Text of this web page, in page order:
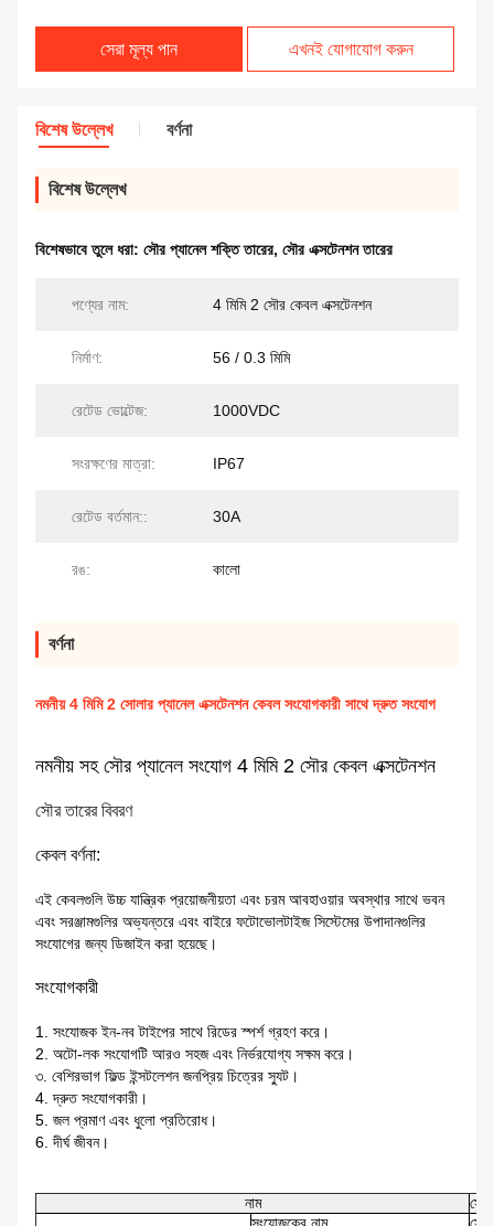
সেরা মূল্য পান এখনই যোগাযোগ করুন
বিশেষ উল্লেখ বর্ণনা
বিশেষ উল্লেখ
বিশেষভাবে তুলে ধরা: সৌর প্যানেল শক্তি তারের, সৌর এক্সটেনশন তারের
পণ্যের নাম: 4 মিমি 2 সৌর কেবল এক্সটেনশন
নির্মাণ: 56 / 0.3 মিমি
রেটেড ভোল্টেজ: 1000VDC
সংরক্ষণের মাত্রা: IP67
রেটেড বর্তমান:: 30A
রঙ: কালো
বর্ণনা
নমনীয় 4 মিমি 2 সোলার প্যানেল এক্সটেনশন কেবল সংযোগকারী সাথে দ্রুত সংযোগ
নমনীয় সহ সৌর প্যানেল সংযোগ 4 মিমি 2 সৌর কেবল এক্সটেনশন
সৌর তারের বিবরণ
কেবল বর্ণনা:
এই কেবলগুলি উচ্চ যান্ত্রিক প্রয়োজনীয়তা এবং চরম আবহাওয়ার অবস্থার সাথে ভবন
এবং সরঞ্জামগুলির অভ্যন্তরে এবং বাইরে ফটোভোলটাইজ সিস্টেমের উপাদানগুলির
সংযোগের জন্য ডিজাইন করা হয়েছে।
সংযোগকারী
1. সংযোজক ইন-নব টাইপের সাথে রিডের স্পর্শ গ্রহণ করে।
2. অটো-লক সংযোগটি আরও সহজ এবং নির্ভরযোগ্য সক্ষম করে।
৩. বেশিরভাগ ফিল্ড ইন্সটলেশন জনপ্রিয় চিত্রের স্যুট।
4. দ্রুত সংযোগকারী।
5. জল প্রমাণ এবং ধুলো প্রতিরোধ।
6. দীর্ঘ জীবন।
নাম